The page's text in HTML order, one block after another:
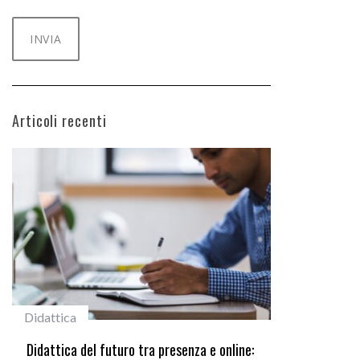
Articoli recenti
e online:
#studentiunifi
Laureata Unifi premiata nella settima